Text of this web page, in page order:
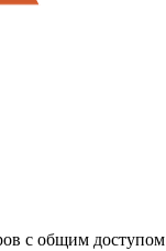
с общим доступом